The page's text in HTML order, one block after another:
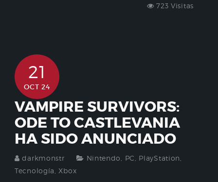
723 Visitas
21
OCT 24
VAMPIRE SURVIVORS:
ODE TO CASTLEVANIA
HA SIDO ANUNCIADO
darkmonstr Nintendo PC PlayStation
Tecnología
Xbox